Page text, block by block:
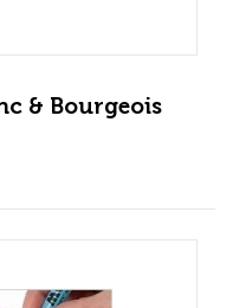
& Bourgeois